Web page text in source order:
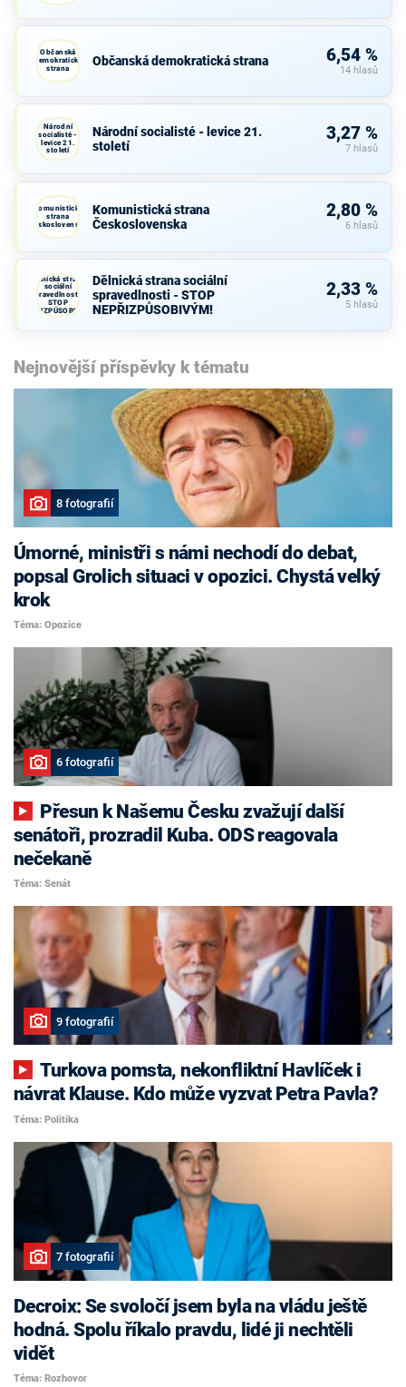
Občanská
demokratická
strana
Občanská demokratická strana 6,54 %
14 hlasů
Národní
socialisté -
levice 21.
století
Národní socialisté - levice 21.
století
3,27 %
7 hlasů
Komunistická
strana
Československa
Komunistická strana
Československa
2,80 %
6 hlasů
Dělnická strana
sociální
spravedlnosti -
STOP
NEPŘIZPŮSOBIVÝM!
Dělnická strana sociální
spravedlnosti - STOP
NEPŘIZPŮSOBIVÝM!
2,33 %
5 hlasů
Nejnovější příspěvky k tématu
8 fotografií
Úmorné, ministři s námi nechodí do debat,
popsal Grolich situaci v opozici. Chystá velký
krok
Téma: Opozice
6 fotografií
senátoři, prozradil Kuba. ODS reagovala
nečekaně
Téma: Senát
9 fotografií
Turkova pomsta, nekonfliktní Havlíček i
návrat Klause. Kdo může vyzvat Petra Pavla?
Téma: Politika
7 fotografií
Decroix: Se svoločí jsem byla na vládu ještě
hodná. Spolu říkalo pravdu, lidé ji nechtěli
vidět
Téma: Rozhovor